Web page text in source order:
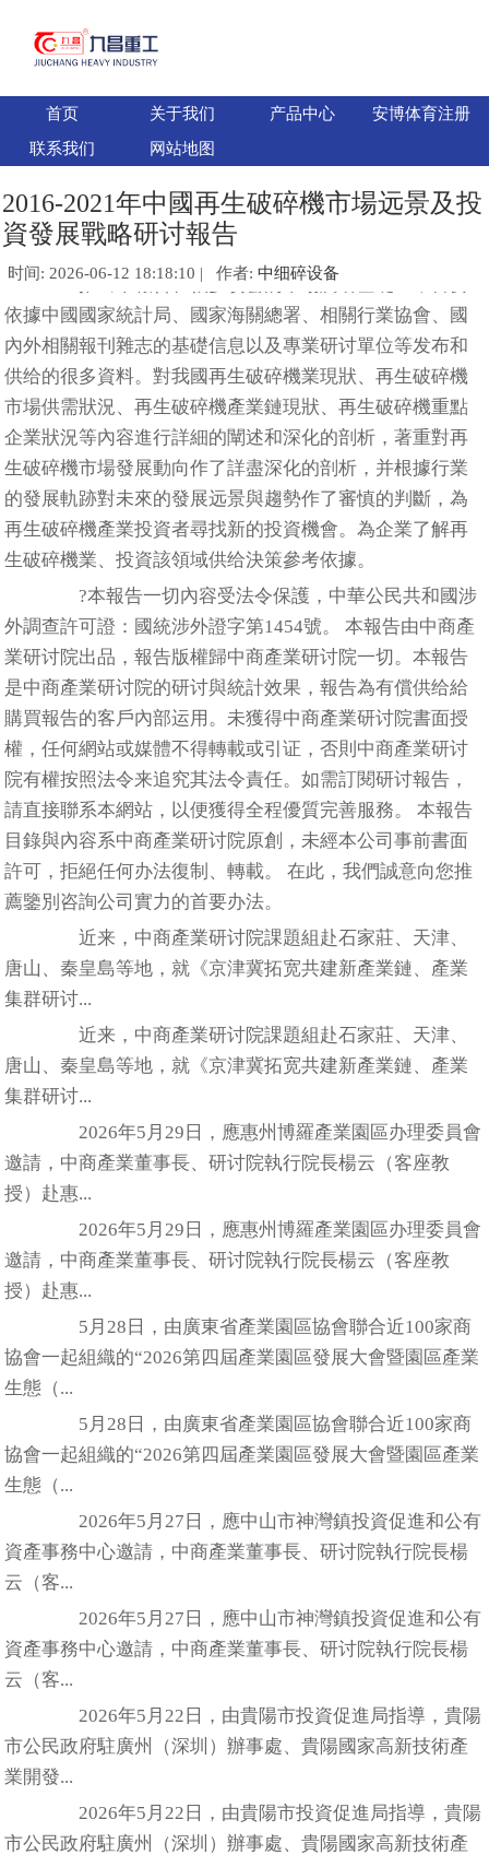
首页 关于我们 产品中心
安博体育注册
联系我们
网站地图
2016-2021年中國再生破碎機市場远景及投
資發展戰略研讨報告
时间: 2026-06-12 18:18:10 | 作者:中细碎设备
推出本報告在很多缜密的市場調研基礎上，首要
依據中國國家統計局、國家海關總署、相關行業協會、國
內外相關報刊雜志的基礎信息以及專業研讨單位等发布和
供给的很多資料。對我國再生破碎機業現狀、再生破碎機
市場供需狀況、再生破碎機產業鏈現狀、再生破碎機重點
企業狀況等內容進行詳細的闡述和深化的剖析，著重對再
生破碎機市場發展動向作了詳盡深化的剖析，并根據行業
的發展軌跡對未來的發展远景與趨勢作了審慎的判斷，為
再生破碎機產業投資者尋找新的投資機會。為企業了解再
生破碎機業、投資該領域供给決策參考依據。
?本報告一切內容受法令保護，中華公民共和國涉
外調查許可證：國統涉外證字第1454號。 本報告由中商產
業研讨院出品，報告版權歸中商產業研讨院一切。本報告
是中商產業研讨院的研讨與統計效果，報告為有償供给給
購買報告的客戶內部运用。未獲得中商產業研讨院書面授
權，任何網站或媒體不得轉載或引证，否則中商產業研讨
院有權按照法令来追究其法令責任。如需訂閱研讨報告，
請直接聯系本網站，以便獲得全程優質完善服務。 本報告
目錄與內容系中商產業研讨院原創，未經本公司事前書面
許可，拒絕任何办法復制、轉載。 在此，我們誠意向您推
薦鑒別咨詢公司實力的首要办法。
近来，中商產業研讨院課題組赴石家莊、天津、
唐山、秦皇島等地，就《京津冀拓宽共建新產業鏈、產業
集群研讨...
近来，中商產業研讨院課題組赴石家莊、天津、
唐山、秦皇島等地，就《京津冀拓宽共建新產業鏈、產業
集群研讨...
2026年5月29日，應惠州博羅產業園區办理委員會
邀請，中商產業董事長、研讨院執行院長楊云（客座教
授）赴惠...
2026年5月29日，應惠州博羅產業園區办理委員會
邀請，中商產業董事長、研讨院執行院長楊云（客座教
授）赴惠...
5月28日，由廣東省產業園區協會聯合近100家商
協會一起組織的“2026第四屆產業園區發展大會暨園區產業
生態（...
5月28日，由廣東省產業園區協會聯合近100家商
協會一起組織的“2026第四屆產業園區發展大會暨園區產業
生態（...
2026年5月27日，應中山市神灣鎮投資促進和公有
資產事務中心邀請，中商產業董事長、研讨院執行院長楊
云（客...
2026年5月27日，應中山市神灣鎮投資促進和公有
資產事務中心邀請，中商產業董事長、研讨院執行院長楊
云（客...
2026年5月22日，由貴陽市投資促進局指導，貴陽
市公民政府駐廣州（深圳）辦事處、貴陽國家高新技術產
業開發...
2026年5月22日，由貴陽市投資促進局指導，貴陽
市公民政府駐廣州（深圳）辦事處、貴陽國家高新技術產